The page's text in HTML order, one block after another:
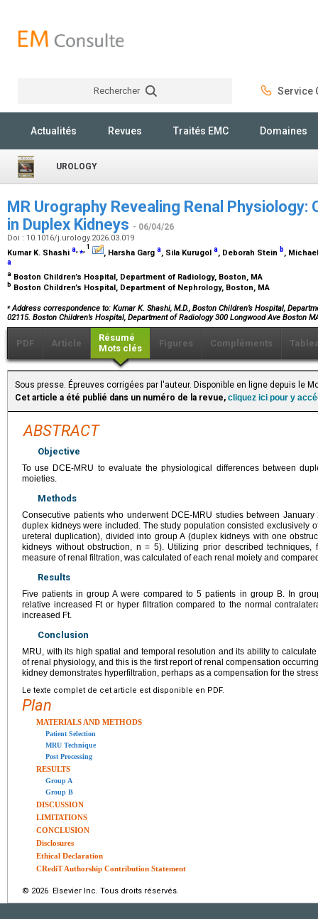
Rechercher Service
Actualités Revues Traités EMC Domaines
UROLOGY
MR Urography Revealing Renal
in Duplex Kidneys - 06/04/26
Doi : 10.1016/j.urology.2026.03.019
Kumar K. Shashi a,⁎, 1
, Harsha Garg a, Sila Kurugol a, Deborah Stein b,
a
a Boston Children’s Hospital, Department of Radiology, Boston, MA
b Boston Children’s Hospital, Department of Nephrology, Boston, MA
⁎Address correspondence to: Kumar K. Shashi, M.D., Boston Children’s Hospital,
02115. Boston Children’s Hospital, Department of Radiology 300 Longwood Ave Boston
PDF Article
Résumé
Mots clés
Figures Compléments
Sous presse. Épreuves corrigées par l'auteur. Disponible en ligne depuis le
Cet article a été publié dans un numéro de la revue, cliquez ici pour y
ABSTRACT
Objective
To use DCE-MRU to evaluate the physiological differences between
moieties.
Methods
Consecutive patients who underwent DCE-MRU studies between
duplex kidneys were included. The study population consisted exclusively
ureteral duplication), divided into group A (duplex kidneys with one
kidneys without obstruction, n = 5). Utilizing prior described techniques,
measure of renal filtration, was calculated of each renal moiety and
Results
Five patients in group A were compared to 5 patients in group B. In
relative increased Ft or hyper filtration compared to the normal
increased Ft.
Conclusion
MRU, with its high spatial and temporal resolution and its ability to
of renal physiology, and this is the first report of renal compensation
kidney demonstrates hyperfiltration, perhaps as a compensation for the
Le texte complet de cet article est disponible en PDF.
Plan
MATERIALS AND METHODS
Patient Selection
MRU Technique
Post Processing
RESULTS
Group A
Group B
DISCUSSION
LIMITATIONS
CONCLUSION
Disclosures
Ethical Declaration
CRediT Authorship Contribution Statement
© 2026 Elsevier Inc. Tous droits réservés.